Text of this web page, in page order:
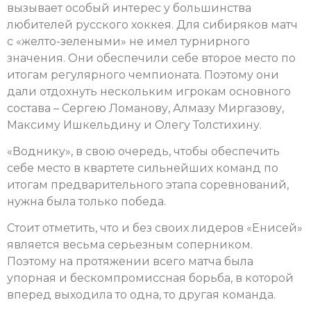
вызывает особый интерес у большинства
любителей русского хоккея. Для сибиряков матч
с «желто-зелеными» не имел турнирного
значения. Они обеспечили себе второе место по
итогам регулярного чемпионата. Поэтому они
дали отдохнуть нескольким игрокам основного
состава – Сергею Ломанову, Алмазу Миргазову,
Максиму Ишкельдину и Олегу Толстихину.
«Воднику», в свою очередь, чтобы обеспечить
себе место в квартете сильнейших команд по
итогам предварительного этапа соревнований,
нужна была только победа.
Стоит отметить, что и без своих лидеров «Енисей»
является весьма серьезным соперником.
Поэтому на протяжении всего матча была
упорная и бескомпромиссная борьба, в которой
вперед выходила то одна, то другая команда.